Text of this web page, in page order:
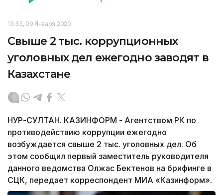
13:33, 09 Января 2020
Свыше 2 тыс. коррупционных
уголовных дел ежегодно заводят в
Казахстане
НУР-СУЛТАН. КАЗИНФОРМ - Агентством РК по
противодействию коррупции ежегодно
возбуждается свыше 2 тыс. уголовных дел. Об
этом сообщил первый заместитель руководителя
данного ведомства Олжас Бектенов на брифинге в
СЦК, передает корреспондент МИА «Казинформ».